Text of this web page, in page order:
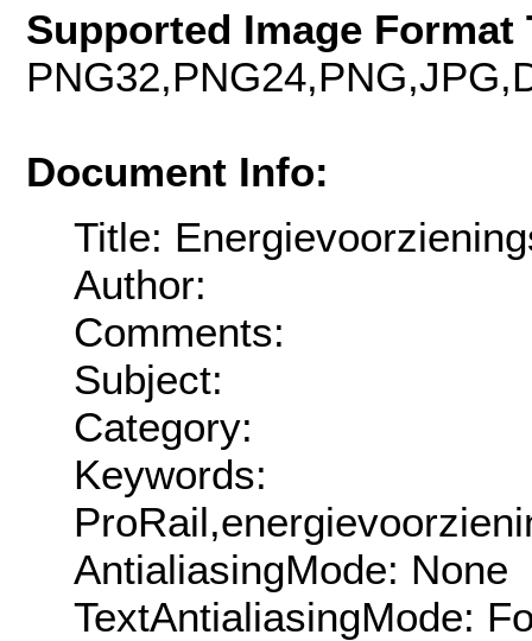
Supported Image Format
Document Info:
Title:
Author:
Comments:
Subject:
Category:
Keywords:
AntialiasingMode: None
TextAntialiasingMode: